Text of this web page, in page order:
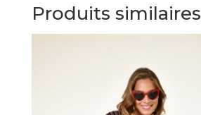
Produits similaires